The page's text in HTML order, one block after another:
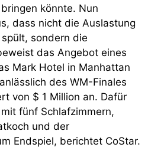
könnte. Nun
dass nicht die Auslastung
sondern die
das Angebot eines
Mark Hotel in Manhattan
des WM-Finales
von $ 1 Million an. Dafür
fünf Schlafzimmern,
und der
Endspiel, berichtet CoStar.